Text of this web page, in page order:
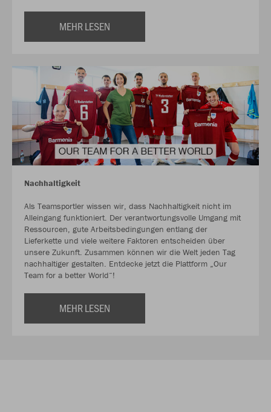
MEHR LESEN
Nachhaltigkeit
Als Teamsportler wissen wir, dass Nachhaltigkeit nicht im
Alleingang funktioniert. Der verantwortungsvolle Umgang mit
Ressourcen, gute Arbeitsbedingungen entlang der
Lieferkette und viele weitere Faktoren entscheiden über
unsere Zukunft. Zusammen können wir die Welt jeden Tag
nachhaltiger gestalten. Entdecke jetzt die Plattform „Our
Team for a better World“!
MEHR LESEN